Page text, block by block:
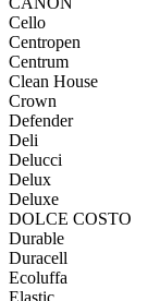
Cello
Centropen
Centrum
Clean House
Crown
Defender
Deli
Delucci
Delux
Deluxe
DOLCE COSTO
Durable
Duracell
Ecoluffa
Elastic